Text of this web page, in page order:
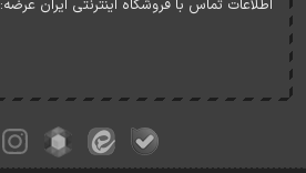
اطلاعات تماس با فروشگاه اینترنتی ایران عرضه: